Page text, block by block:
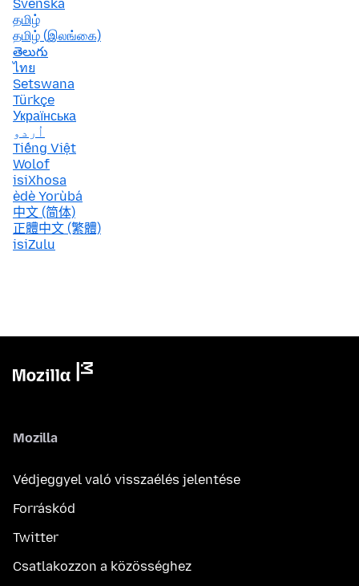
Svenska
தமிழ்
தமிழ் (இலங்கை)
తెలుగు
ไทย
Setswana
Türkçe
Українська
اُردو
Tiếng Việt
Wolof
isiXhosa
èdè Yorùbá
中文 (简体)
正體中文 (繁體)
isiZulu
Mozilla
Védjeggyel való visszaélés jelentése
Forráskód
Twitter
Csatlakozzon a közösséghez